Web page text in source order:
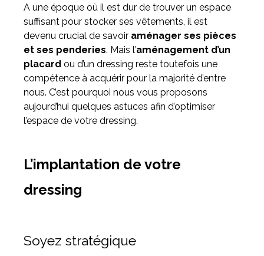
ressemble.
A une époque où il est dur de trouver un espace
suffisant pour stocker ses vêtements, il est
devenu crucial de savoir aménager ses pièces
et ses penderies. Mais l’aménagement d’un
placard ou d’un dressing reste toutefois une
compétence à acquérir pour la majorité d’entre
nous. C’est pourquoi nous vous proposons
aujourd’hui quelques astuces afin d’optimiser
l’espace de votre dressing.
L’implantation de votre
dressing
Soyez stratégique